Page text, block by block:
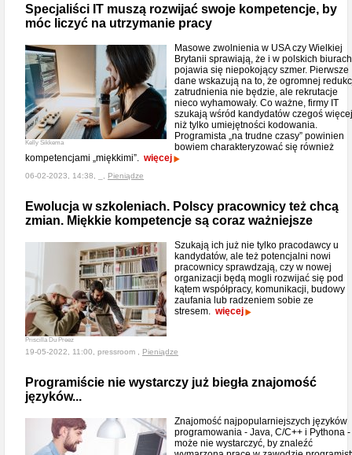
Specjaliści IT muszą rozwijać swoje kompetencje, by
móc liczyć na utrzymanie pracy
Kelly Sikkema
Masowe zwolnienia w USA czy Wielkiej
Brytanii sprawiają, że i w polskich biurach
pojawia się niepokojący szmer. Pierwsze
dane wskazują na to, że ogromnej
zatrudnienia nie będzie, ale rekrutacje
nieco wyhamowały. Co ważne, firmy IT
szukają wśród kandydatów czegoś więcej
niż tylko umiejętności kodowania.
Programista „na trudne czasy” powinien
bowiem charakteryzować się również
kompetencjami „miękkimi”. więcej
06-02-2023, 14:38, _, Pieniądze
Ewolucja w szkoleniach. Polscy pracownicy też chcą
zmian. Miękkie kompetencje są coraz ważniejsze
Priscilla Du Preez
Szukają ich już nie tylko pracodawcy u
kandydatów, ale też potencjalni nowi
pracownicy sprawdzają, czy w nowej
organizacji będą mogli rozwijać się pod
kątem współpracy, komunikacji, budowy
zaufania lub radzeniem sobie ze
stresem. więcej
19-05-2022, 11:00, pressroom , Pieniądze
Programiście nie wystarczy już biegła znajomość
języków...
Znajomość najpopularniejszych języków
programowania - Java, C/C++ i Pythona -
może nie wystarczyć, by znaleźć